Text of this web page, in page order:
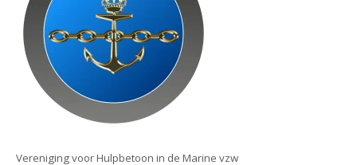
Vereniging voor Hulpbetoon in de Marine vzw